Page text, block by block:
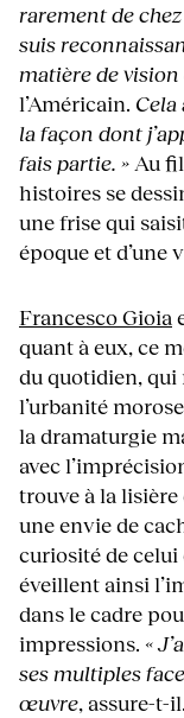
rarement de
suis
matière de
l’Américain.
la façon dont
fais partie. » Au
histoires se
une frise qui
époque et d’une
Francesco Gioia
quant à eux, ce
du quotidien, qui
l’urbanité
la dramaturgie
avec
trouve à la
une envie de
curiosité de celui
éveillent ainsi
dans le cadre
impressions. «
ses multiples
œuvre, assure-t-